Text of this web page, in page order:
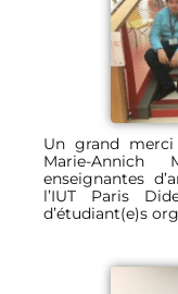
Un grand merci
Marie-
enseignantes
l’IUT Paris
d’étudiant(e)s